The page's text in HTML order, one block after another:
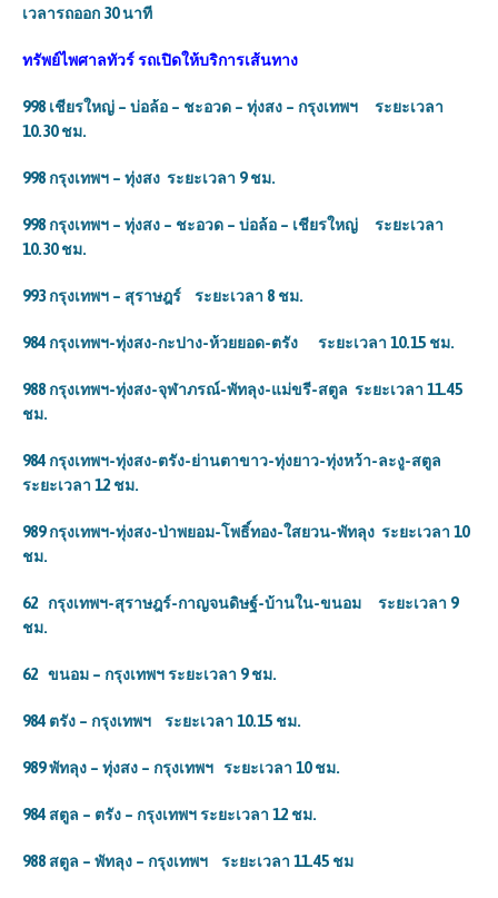
เวลารถออก 30 นาที
ทรัพย์ไพศาลทัวร์รถเปิดให้บริการเส้นทาง
998 เชียรใหญ่ – บ่อล้อ – ชะอวด – ทุ่งสง – กรุงเทพฯ ระยะเวลา
10.30 ชม.
998 กรุงเทพฯ – ทุ่งสง ระยะเวลา 9 ชม.
998 กรุงเทพฯ – ทุ่งสง – ชะอวด – บ่อล้อ – เชียรใหญ่ ระยะเวลา
10.30 ชม.
993 กรุงเทพฯ – สุราษฎร์ ระยะเวลา 8 ชม.
984 กรุงเทพฯ-ทุ่งสง-กะปาง-ห้วยยอด-ตรัง ระยะเวลา 10.15 ชม.
988 กรุงเทพฯ-ทุ่งสง-จุฬาภรณ์-พัทลุง-แม่ขรี-สตูล ระยะเวลา 11.45
ชม.
984 กรุงเทพฯ-ทุ่งสง-ตรัง-ย่านตาขาว-ทุ่งยาว-ทุ่งหว้า-ละงู-สตูล
ระยะเวลา 12 ชม.
989 กรุงเทพฯ-ทุ่งสง-ป่าพยอม-โพธิ์ทอง-ใสยวน-พัทลุง ระยะเวลา 10
ชม.
62 กรุงเทพฯ-สุราษฎร์-กาญจนดิษฐ์-บ้านใน-ขนอม ระยะเวลา 9
ชม.
62 ขนอม – กรุงเทพฯ ระยะเวลา 9 ชม.
984 ตรัง – กรุงเทพฯ ระยะเวลา 10.15 ชม.
989 พัทลุง – ทุ่งสง – กรุงเทพฯ ระยะเวลา 10 ชม.
984 สตูล – ตรัง – กรุงเทพฯ ระยะเวลา 12 ชม.
988 สตูล – พัทลุง – กรุงเทพฯ ระยะเวลา 11.45 ชม